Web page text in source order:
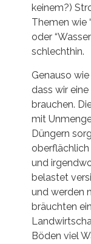
keinem?)
Themen wie
oder
schlechthin.
Genauso
dass wir
brauchen.
mit
Düngern
und
belastet
und werden
bräuchten
Böden viel